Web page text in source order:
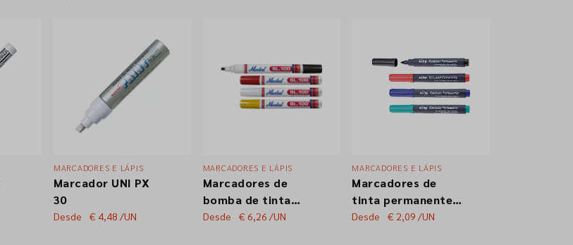
MARCADORES E LÁPIS
Marcador UNI PX
30
Desde € 4,48 /UN
MARCADORES E LÁPIS
Marcadores de
bomba de tinta
líquida industrial
Desde € 6,26 /UN
MARCADORES E LÁPIS
Marcadores de
tinta permanente
ACHA Fino Ponta
Desde € 2,09 /UN